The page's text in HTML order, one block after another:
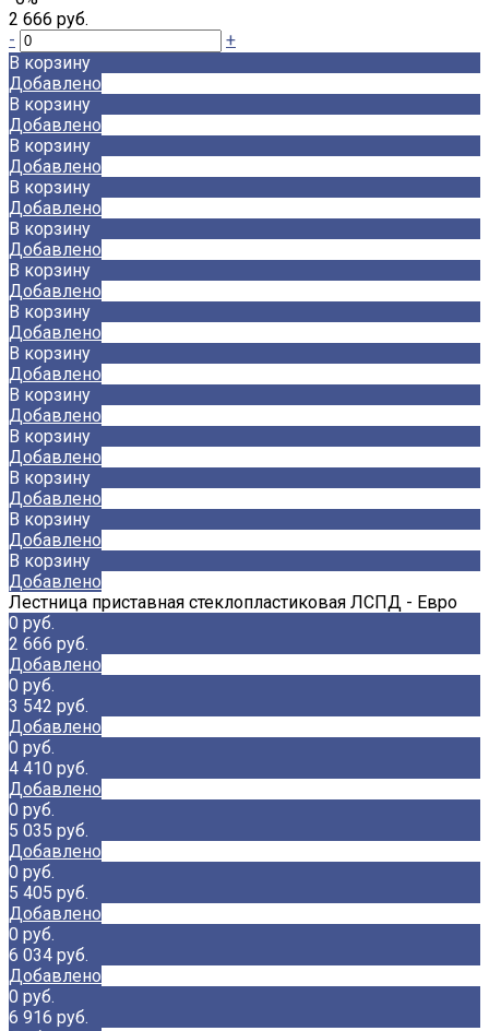
2 666 руб.
-
+
В корзину
Добавлено
В корзину
Добавлено
В корзину
Добавлено
В корзину
Добавлено
В корзину
Добавлено
В корзину
Добавлено
В корзину
Добавлено
В корзину
Добавлено
В корзину
Добавлено
В корзину
Добавлено
В корзину
Добавлено
В корзину
Добавлено
В корзину
Добавлено
Лестница приставная стеклопластиковая ЛСПД - Евро
0 руб.
2 666 руб.
Добавлено
0 руб.
3 542 руб.
Добавлено
0 руб.
4 410 руб.
Добавлено
0 руб.
5 035 руб.
Добавлено
0 руб.
5 405 руб.
Добавлено
0 руб.
6 034 руб.
Добавлено
0 руб.
6 916 руб.